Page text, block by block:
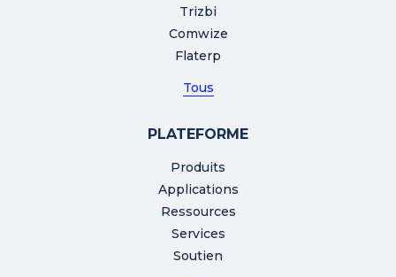
Trizbi
Comwize
Flaterp
Tous
PLATEFORME
Produits
Applications
Ressources
Services
Soutien